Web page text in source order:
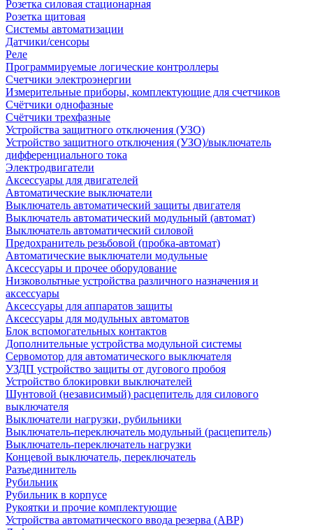
Розетка силовая стационарная
Розетка щитовая
Системы автоматизации
Датчики/сенсоры
Реле
Программируемые логические контроллеры
Счетчики электроэнергии
Измерительные приборы, комплектующие для счетчиков
Счётчики однофазные
Счётчики трехфазные
Устройства защитного отключения (УЗО)
Устройство защитного отключения (УЗО)/выключатель
дифференциального тока
Электродвигатели
Аксессуары для двигателей
Автоматические выключатели
Выключатель автоматический защиты двигателя
Выключатель автоматический модульный (автомат)
Выключатель автоматический силовой
Предохранитель резьбовой (пробка-автомат)
Автоматические выключатели модульные
Аксессуары и прочее оборудование
Низковольтные устройства различного назначения и
аксессуары
Аксессуары для аппаратов защиты
Аксессуары для модульных автоматов
Блок вспомогательных контактов
Дополнительные устройства модульной системы
Сервомотор для автоматического выключателя
УЗДП устройство защиты от дугового пробоя
Устройство блокировки выключателей
Шунтовой (независимый) расцепитель для силового
выключателя
Выключатели нагрузки, рубильники
Выключатель-переключатель модульный (расцепитель)
Выключатель-переключатель нагрузки
Концевой выключатель, переключатель
Разъединитель
Рубильник
Рубильник в корпусе
Рукоятки и прочие комплектующие
Устройства автоматического ввода резерва (АВР)